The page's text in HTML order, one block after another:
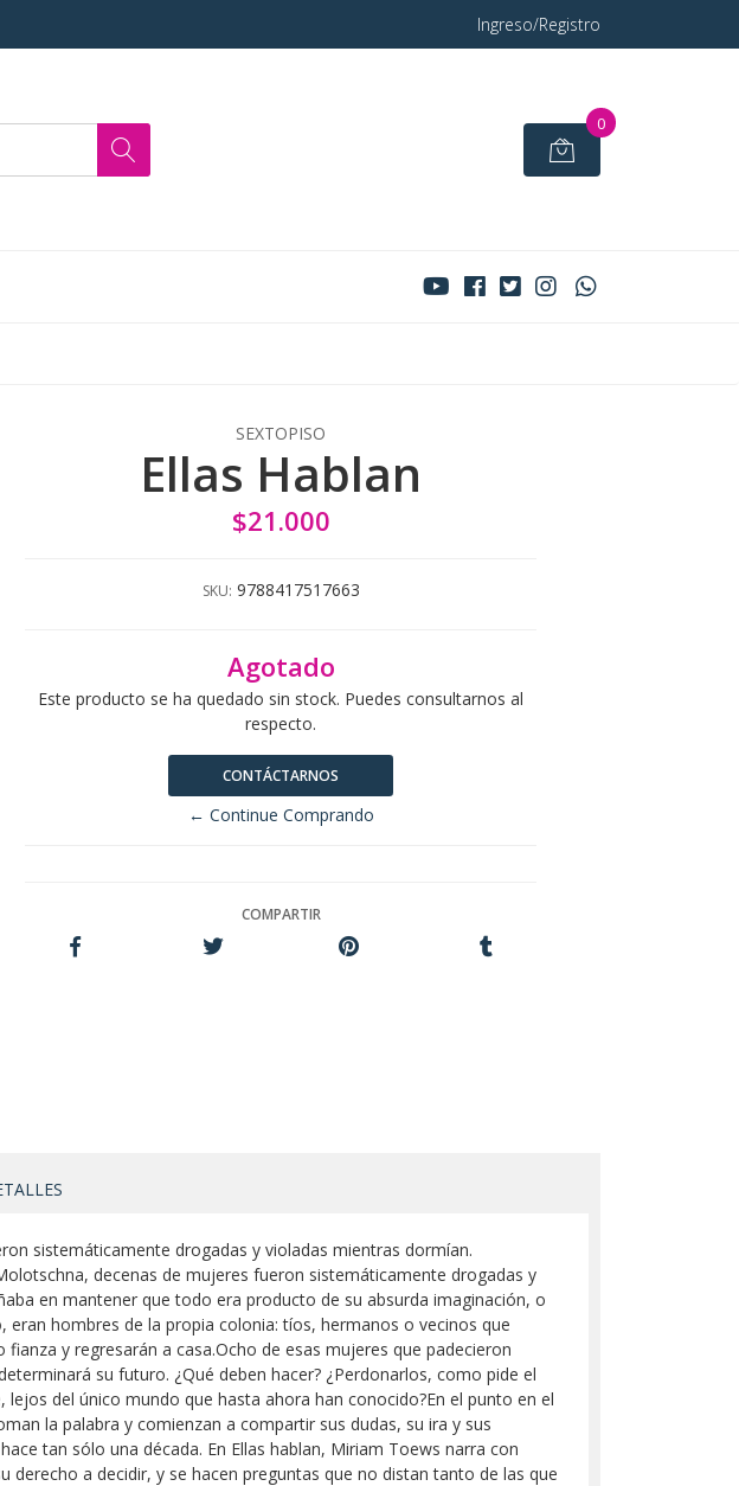
Ingreso/Registro
0
SEXTOPISO
Ellas Hablan
$21.000
SKU: 9788417517663
Agotado
Este producto se ha quedado sin stock. Puedes consultarnos al
respecto.
CONTÁCTARNOS
← Continue Comprando
COMPARTIR
sistemáticamente drogadas y violadas mientras dormían.
decenas de mujeres fueron sistemáticamente drogadas y
en mantener que todo era producto de su absurda imaginación, o
hombres de la propia colonia: tíos, hermanos o vecinos que
y regresarán a casa.Ocho de esas mujeres que padecieron
su futuro. ¿Qué deben hacer? ¿Perdonarlos, como pide el
del único mundo que hasta ahora han conocido?En el punto en el
la palabra y comienzan a compartir sus dudas, su ira y sus
tan sólo una década. En Ellas hablan, Miriam Toews narra con
a decidir, y se hacen preguntas que no distan tanto de las que